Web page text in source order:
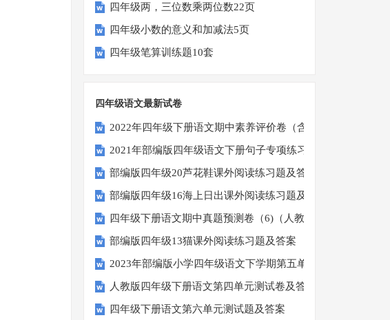
四年级两，三位数乘两位数22页
四年级小数的意义和加减法5页
四年级笔算训练题10套
四年级语文最新试卷
2022年四年级下册语文期中素养评价卷（含答案）
2021年部编版四年级语文下册句子专项练习题及答案
部编版四年级20芦花鞋课外阅读练习题及答案
部编版四年级16海上日出课外阅读练习题及答案
四年级下册语文期中真题预测卷（6)（人教部编版，含答案）
部编版四年级13猫课外阅读练习题及答案
2023年部编版小学四年级语文下学期第五单元测试卷
人教版四年级下册语文第四单元测试卷及答案
四年级下册语文第六单元测试题及答案